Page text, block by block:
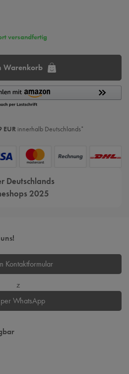
versandfertig
Warenkorb
EUR innerhalb Deutschlands*
Deutschlands
2025
Kontaktformular
z
per WhatsApp